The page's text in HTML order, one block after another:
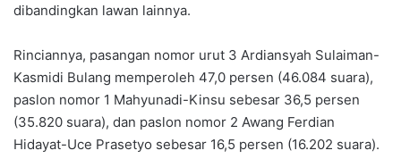
dibandingkan lawan lainnya.
Rinciannya, pasangan nomor urut 3 Ardiansyah Sulaiman-
Kasmidi Bulang memperoleh 47,0 persen (46.084 suara),
paslon nomor 1 Mahyunadi-Kinsu sebesar 36,5 persen
(35.820 suara), dan paslon nomor 2 Awang Ferdian
Hidayat-Uce Prasetyo sebesar 16,5 persen (16.202 suara).